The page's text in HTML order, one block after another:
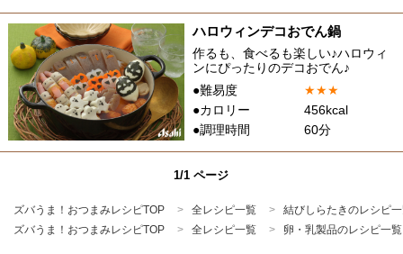
ハロウィンデコおでん鍋
作るも、食べるも楽しい♪ハロウィ
ンにぴったりのデコおでん♪
●難易度
★★★
●カロリー
456kcal
●調理時間
60分
1/1 ページ
ズバうま！おつまみレシピTOP 全レシピ一覧
結びしらたきのレシピ
ズバうま！おつまみレシピTOP
全レシピ一覧 卵・乳製品のレシピ一覧